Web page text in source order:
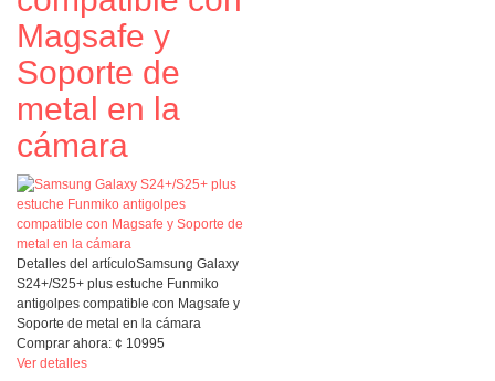
Magsafe y
Soporte de
metal en la
cámara
Detalles del artículoSamsung Galaxy
S24+/S25+ plus estuche Funmiko
antigolpes compatible con Magsafe y
Soporte de metal en la cámara
Comprar ahora: ¢ 10995
Ver detalles